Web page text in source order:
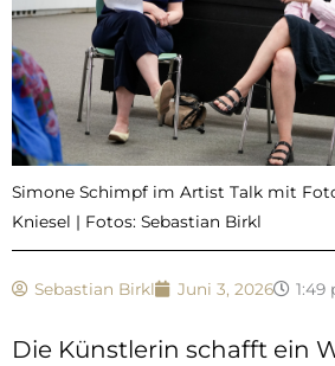
Simone Schimpf im Artist Talk mit
Kniesel | Fotos: Sebastian Birkl
Sebastian Birkl Juni 3, 2026 1:49
Die Künstlerin schafft ein